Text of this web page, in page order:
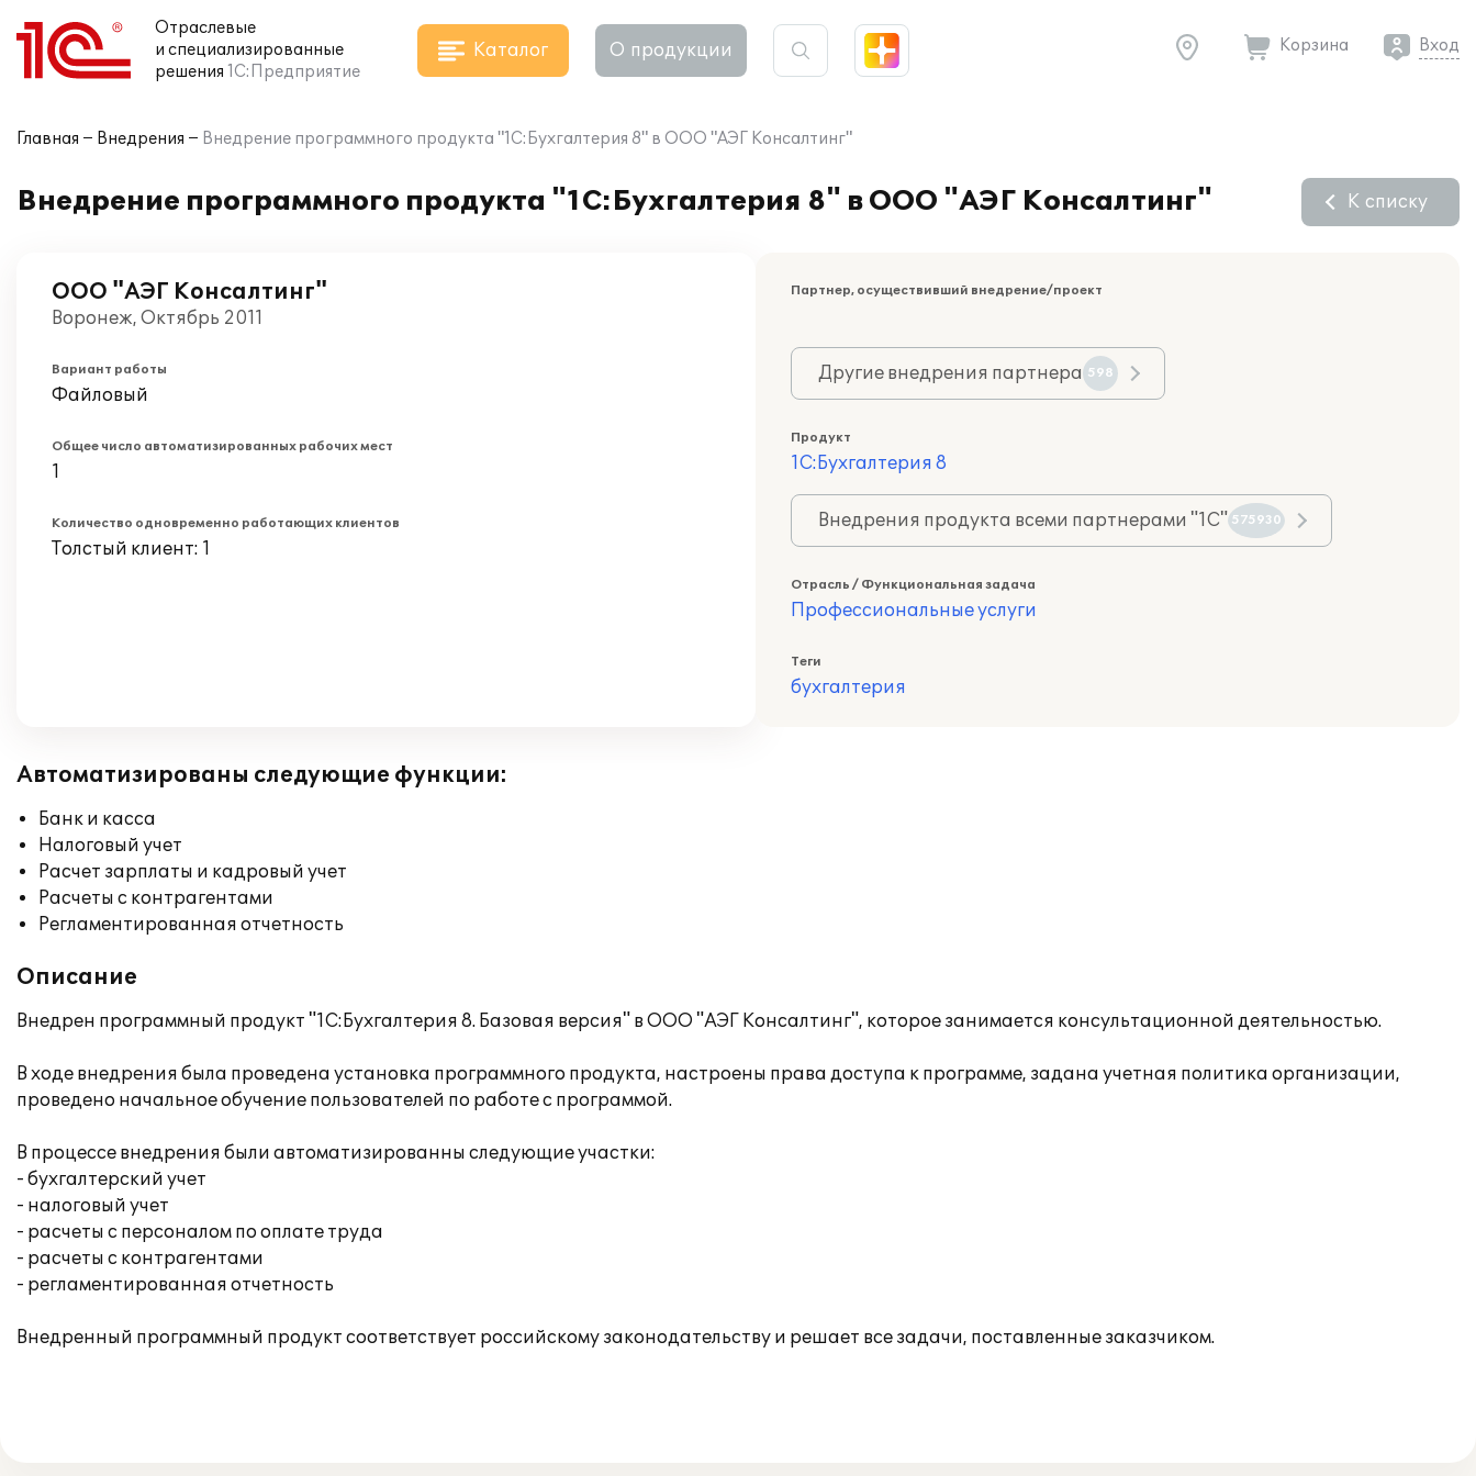
Отраслевые
и специализированные
решения 1С:Предприятие
Каталог О продукции Корзина Вход
Главная Внедрения Внедрение программного продукта "1С:Бухгалтерия 8" в ООО "АЭГ Консалтинг"
Внедрение программного продукта "1С:Бухгалтерия 8" в ООО "АЭГ Консалтинг" К списку
ООО "АЭГ Консалтинг"
Воронеж, Октябрь 2011
Вариант работы
Файловый
Общее число автоматизированных рабочих мест
1
Количество одновременно работающих клиентов
Толстый клиент: 1
Партнер, осуществивший внедрение/проект
Другие внедрения партнера 598
Продукт
1С:Бухгалтерия 8
Внедрения продукта всеми партнерами "1С" 575930
Отрасль / Функциональная задача
Профессиональные услуги
Теги
бухгалтерия
Автоматизированы следующие функции:
Банк и касса
Налоговый учет
Расчет зарплаты и кадровый учет
Расчеты с контрагентами
Регламентированная отчетность
Описание
Внедрен программный продукт "1С:Бухгалтерия 8. Базовая версия" в ООО "АЭГ Консалтинг", которое занимается консультационной деятельностью.
В ходе внедрения была проведена установка программного продукта, настроены права доступа к программе, задана учетная политика организации,
проведено начальное обучение пользователей по работе с программой.
В процессе внедрения были автоматизированны следующие участки:
- бухгалтерский учет
- налоговый учет
- расчеты с персоналом по оплате труда
- расчеты с контрагентами
- регламентированная отчетность
Внедренный программный продукт соответствует российскому законодательству и решает все задачи, поставленные заказчиком.